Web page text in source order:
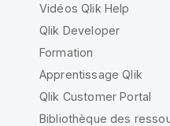
Vidéos Qlik Help
Qlik Developer
Formation
Apprentissage Qlik
Qlik Customer Portal
Bibliothèque des